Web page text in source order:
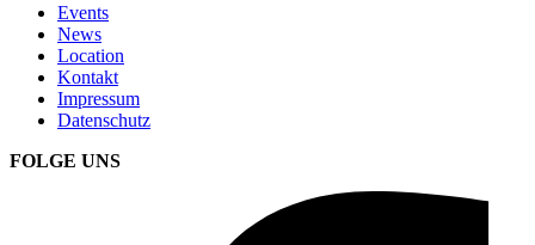
Events
News
Location
Kontakt
Impressum
Datenschutz
FOLGE UNS